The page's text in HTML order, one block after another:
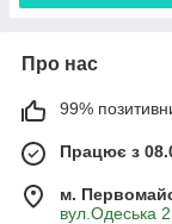
Про нас
99%
Працює з
м.
вул.Одеська